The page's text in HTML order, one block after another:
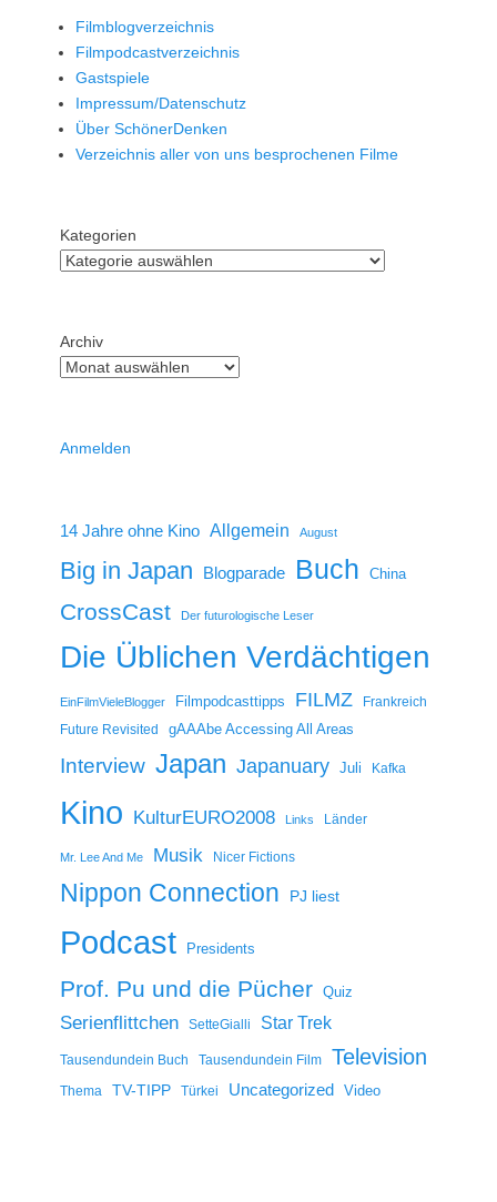
Filmblogverzeichnis
Filmpodcastverzeichnis
Gastspiele
Impressum/Datenschutz
Über SchönerDenken
Verzeichnis aller von uns besprochenen Filme
Kategorien
Archiv
Anmelden
14 Jahre ohne Kino Allgemein August
Big in Japan Blogparade Buch China
CrossCast Der futurologische Leser
Die Üblichen Verdächtigen
EinFilmVieleBlogger Filmpodcasttipps FILMZ
Frankreich
Future Revisited
gAAAbe Accessing All Areas
Interview Japan Japanuary Juli Kafka
Kino KulturEURO2008 Links Länder
Mr. Lee And Me Musik Nicer Fictions
Nippon Connection PJ liest
Podcast Presidents
Prof. Pu und die Pücher Quiz
Serienflittchen SetteGialli Star Trek
Tausendundein Buch Tausendundein Film Television
Thema TV-TIPP Türkei Uncategorized Video